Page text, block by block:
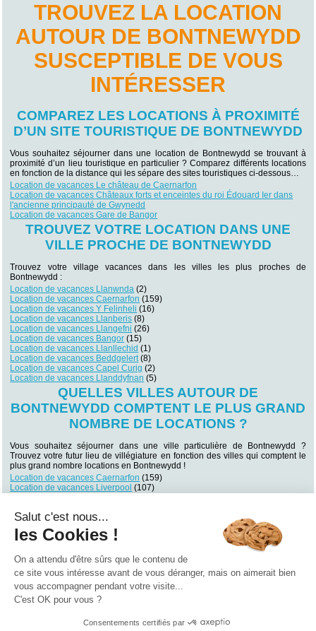
TROUVEZ LA LOCATION
AUTOUR DE BONTNEWYDD
SUSCEPTIBLE DE VOUS
INTÉRESSER
COMPAREZ LES LOCATIONS À PROXIMITÉ
D’UN SITE TOURISTIQUE DE BONTNEWYDD
Vous souhaitez séjourner dans une location de Bontnewydd se trouvant à
proximité d’un lieu touristique en particulier ? Comparez différents locations
en fonction de la distance qui les sépare des sites touristiques ci-dessous…
Location de vacances Le château de Caernarfon
Location de vacances Châteaux forts et enceintes du roi Édouard Ier dans
l'ancienne principauté de Gwynedd
Location de vacances Gare de Bangor
TROUVEZ VOTRE LOCATION DANS UNE
VILLE PROCHE DE BONTNEWYDD
Trouvez votre village vacances dans les villes les plus proches de
Bontnewydd :
Location de vacances Llanwnda (2)
Location de vacances Caernarfon (159)
Location de vacances Y Felinheli (16)
Location de vacances Llanberis (8)
Location de vacances Llangefni (26)
Location de vacances Bangor (15)
Location de vacances Llanllechid (1)
Location de vacances Beddgelert(8)
Location de vacances Capel Curig (2)
Location de vacances Llanddyfnan (5)
QUELLES VILLES AUTOUR DE
BONTNEWYDD COMPTENT LE PLUS GRAND
NOMBRE DE LOCATIONS ?
Vous souhaitez séjourner dans une ville particulière de Bontnewydd ?
Trouvez votre futur lieu de villégiature en fonction des villes qui comptent le
plus grand nombre locations en Bontnewydd !
Location de vacances Caernarfon (159)
Location de vacances Liverpool (107)
Location de vacances Llandudno
Location de vacances Criccieth
Location de vacances Beaumaris
Location de vacances Chester(58)
Location de vacances Rhyl
(51)
Qui sommes nous ? |Contactez-nous
Salut c'est nous...
les Cookies !
On a attendu d'être sûrs que le contenu de
ce site vous intéresse avant de vous déranger, mais on aimerait bien
vous accompagner pendant votre visite...
C'est OK pour vous ?
Consentements certifiés par